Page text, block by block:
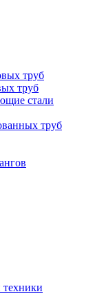
труб
труб
стали
труб